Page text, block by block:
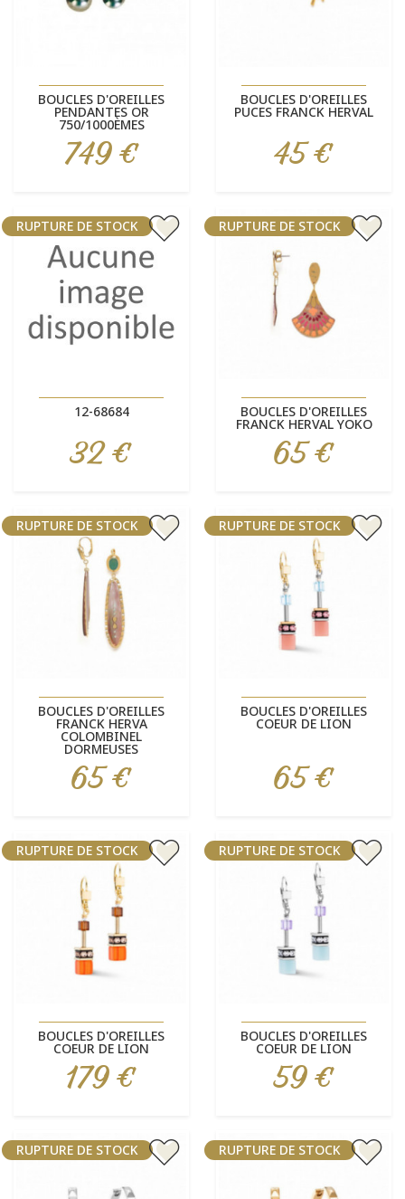
BOUCLES D'OREILLES
PENDANTES OR
750/1000ÈMES
Prix
749 €
BOUCLES D'OREILLES
PUCES FRANCK HERVAL
Prix
45 €
12-68684
Prix
32 €
RUPTURE DE STOCK
BOUCLES D'OREILLES
FRANCK HERVAL YOKO
Prix
65 €
RUPTURE DE STOCK
BOUCLES D'OREILLES
FRANCK HERVA
COLOMBINEL
DORMEUSES
Prix
65 €
RUPTURE DE STOCK
BOUCLES D'OREILLES
COEUR DE LION
Prix
65 €
RUPTURE DE STOCK
BOUCLES D'OREILLES
COEUR DE LION
Prix
179 €
RUPTURE DE STOCK
BOUCLES D'OREILLES
COEUR DE LION
Prix
59 €
RUPTURE DE STOCK
RUPTURE DE STOCK RUPTURE DE STOCK